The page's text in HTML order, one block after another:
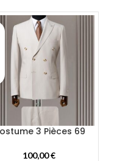
3 Pièces 69
100,00€